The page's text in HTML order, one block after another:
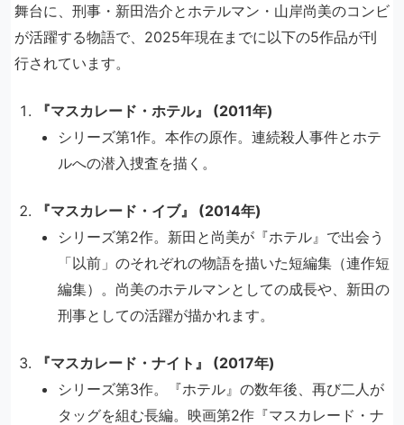
舞台に、刑事・新田浩介とホテルマン・山岸尚美のコンビ
が活躍する物語で、2025年現在までに以下の5作品が刊
行されています。
『マスカレード・ホテル』 (2011年)
シリーズ第1作。本作の原作。連続殺人事件とホテ
ルへの潜入捜査を描く。
『マスカレード・イブ』 (2014年)
シリーズ第2作。新田と尚美が『ホテル』で出会う
「以前」のそれぞれの物語を描いた短編集（連作短
編集）。尚美のホテルマンとしての成長や、新田の
刑事としての活躍が描かれます。
『マスカレード・ナイト』 (2017年)
シリーズ第3作。『ホテル』の数年後、再び二人が
タッグを組む長編。映画第2作『マスカレード・ナ